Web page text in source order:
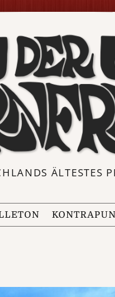
ÄLTESTES